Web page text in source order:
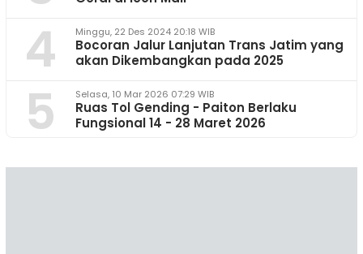
4 Minggu, 22 Des 2024 20:18 WIB
Bocoran Jalur Lanjutan Trans Jatim yang
akan Dikembangkan pada 2025
5 Selasa, 10 Mar 2026 07:29 WIB
Ruas Tol Gending - Paiton Berlaku
Fungsional 14 - 28 Maret 2026